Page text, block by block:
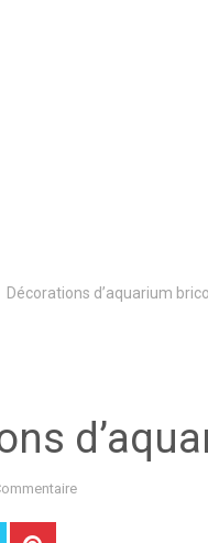
Décorations d’aquarium